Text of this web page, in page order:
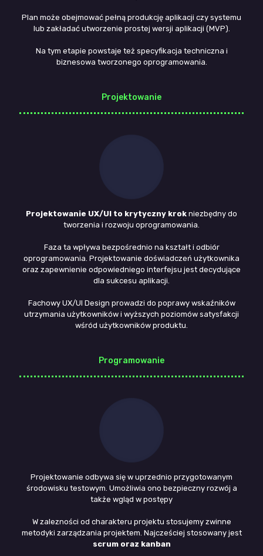
Plan może obejmować pełną produkcję aplikacji czy systemu
lub zakładać utworzenie prostej wersji aplikacji (MVP).
Na tym etapie powstaje też specyfikacja techniczna i
biznesowa tworzonego oprogramowania.
Projektowanie
Projektowanie UX/UI to krytyczny krok niezbędny do
tworzenia i rozwoju oprogramowania.
Faza ta wpływa bezpośrednio na kształt i odbiór
oprogramowania. Projektowanie doświadczeń użytkownika
oraz zapewnienie odpowiedniego interfejsu jest decydujące
dla sukcesu aplikacji.
Fachowy UX/UI Design prowadzi do poprawy wskaźników
utrzymania użytkowników i wyższych poziomów satysfakcji
wśród użytkowników produktu.
Programowanie
Projektowanie odbywa się w uprzednio przygotowanym
środowisku testowym. Umożliwia ono bezpieczny rozwój a
także wgląd w postępy
W zalezności od charakteru projektu stosujemy zwinne
metodyki zarządzania projektem. Najcześciej stosowany jest
scrum oraz kanban